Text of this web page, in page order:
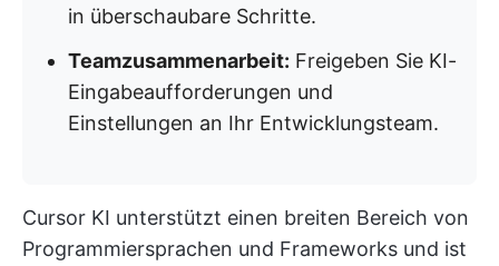
in überschaubare Schritte.
Teamzusammenarbeit: Freigeben Sie KI-
Eingabeaufforderungen und
Einstellungen an Ihr Entwicklungsteam.
Cursor KI unterstützt einen breiten Bereich von
Programmiersprachen und Frameworks und ist